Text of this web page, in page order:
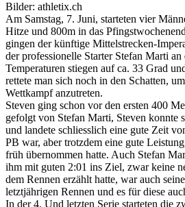
Bilder: athletix.ch
Am Samstag, 7. Juni, starteten vier
Hitze und 800m in das
gingen der künftige Mittelstrecken-
der professionelle Starter Stefan Marti
Temperaturen stiegen auf ca. 33 Grad
rettete man sich noch in den Schatten,
Wettkampf anzutreten.
Steven ging schon vor den ersten 400
gefolgt von Stefan Marti, Steven konnte
und landete schliesslich eine gute Zeit
PB war, aber trotzdem eine gute
früh übernommen hatte. Auch Stefan
ihm mit guten 2:01 ins Ziel, zwar keine
dem Rennen erzählt hatte, war auch
letztjährigen Rennen und es für diese
In der 4. Und letzten Serie starteten die